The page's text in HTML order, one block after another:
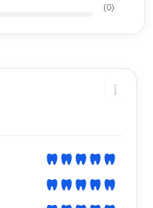
(0)